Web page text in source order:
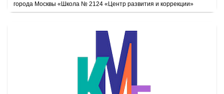
города Москвы «Школа № 2124 «Центр развития и коррекции»